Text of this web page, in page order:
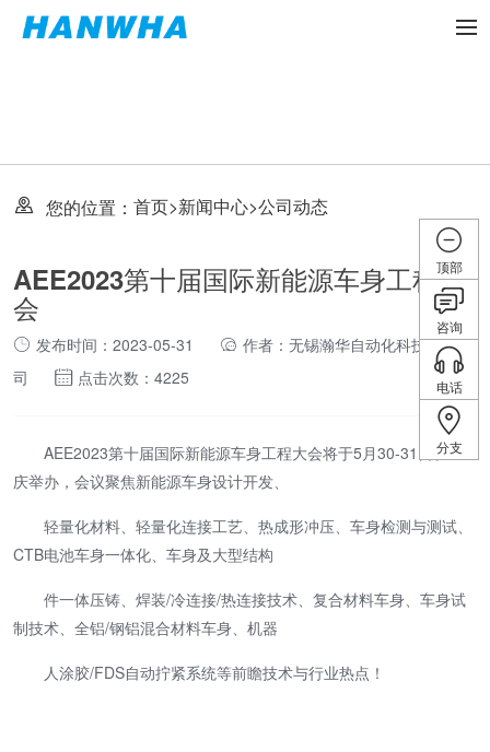
您的位置： 首页>新闻中心>公司动态
AEE2023第十届国际新能源车身工程大
会
发布时间：2023-05-31
作者：无锡瀚华自动化科技有限公
司
点击次数：4225
AEE2023第十届国际新能源车身工程大会将于5月30-31日在重
庆举办，会议聚焦新能源车身设计开发、
轻量化材料、轻量化连接工艺、热成形冲压、车身检测与测试、
CTB电池车身一体化、车身及大型结构
件一体压铸、焊装/冷连接/热连接技术、复合材料车身、车身试
制技术、全铝/钢铝混合材料车身、机器
人涂胶/FDS自动拧紧系统等前瞻技术与行业热点！
顶部
咨询
电话
分支